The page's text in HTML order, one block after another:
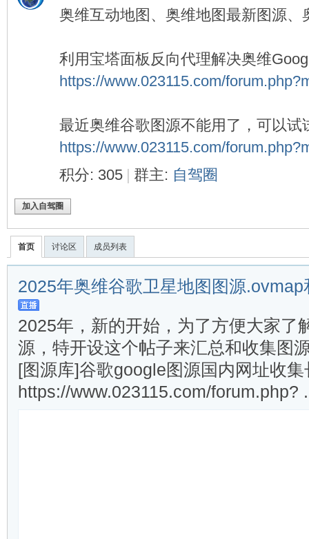
圈
奥维互动地图、奥维地图最新图源、
利用宝塔面板反向代理解决奥维
https://www.023115.com/
最近奥维谷歌图源不能用了，可以试
https://www.023115.com/
积分: 305 | 群主: 自驾圈
加入自驾圈
首页 讨论区 成员列表
2025年奥维谷歌卫星地图图源
2025年，新的开始，为了方便大家了
源，特开设这个帖子来汇总和收集图
[图源库]谷歌google图源国内网址收
https://www.023115.com/forum.php?